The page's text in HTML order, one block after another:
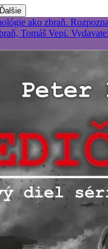
Ďalšie